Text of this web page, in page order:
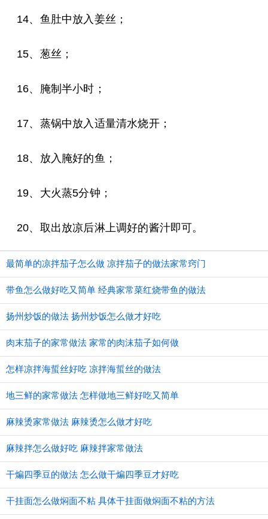
14、鱼肚中放入姜丝；
15、葱丝；
16、腌制半小时；
17、蒸锅中放入适量清水烧开；
18、放入腌好的鱼；
19、大火蒸5分钟；
20、取出放凉后淋上调好的酱汁即可。
最简单的凉拌茄子怎么做 凉拌茄子的做法家常窍门
带鱼怎么做好吃又简单 经典家常菜红烧带鱼的做法
扬州炒饭的做法 扬州炒饭怎么做才好吃
肉末茄子的家常做法 家常的肉沫茄子如何做
怎样凉拌海蜇丝好吃 凉拌海蜇丝的做法
地三鲜的家常做法 怎样做地三鲜好吃又简单
麻辣烫家常做法 麻辣烫怎么做才好吃
麻辣拌怎么做好吃 麻辣拌家常做法
干煸四季豆的做法 怎么做干煸四季豆才好吃
干挂面怎么做焖面不粘 具体干挂面做焖面不粘的方法